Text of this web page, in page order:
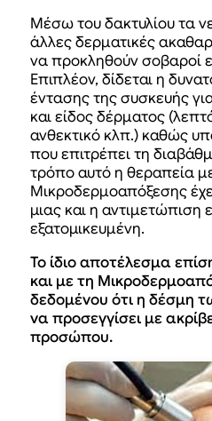
Μέσω του δακτυλίου τα
άλλες δερματικές
να προκληθούν σοβαροί
Επιπλέον, δίδεται η
έντασης της συσκευής
και είδος δέρματος
ανθεκτικό κλπ.) καθώς
που επιτρέπει τη
τρόπο αυτό η θεραπεία
Μικροδερμοαπόξεσης
μιας και η αντιμετώπιση
εξατομικευμένη.
Το ίδιο αποτέλεσμα
και με τη
δεδομένου ότι η δέσμη
να προσεγγίσει με
προσώπου.